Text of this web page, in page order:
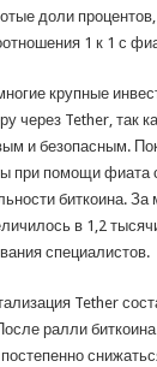
доли
1 к 1 с
крупные
через Tether, так
и безопасным.
при помощи фиата
биткоина.
в 1,2
специалистов.
Tether
ралли биткоина